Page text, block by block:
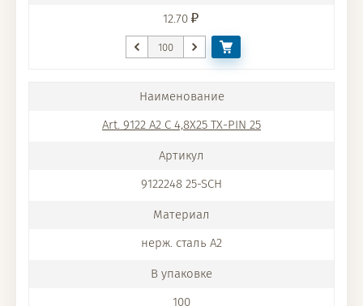
12.70
Art. 9122 A2 C 4,8X25 TX-PIN 25
9122248 25-SCH
нерж. сталь A2
100